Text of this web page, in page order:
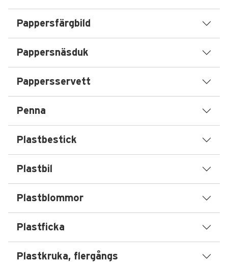
Pappersfärgbild
Pappersnäsduk
Pappersservett
Penna
Plastbestick
Plastbil
Plastblommor
Plastficka
Plastkruka, flergångs